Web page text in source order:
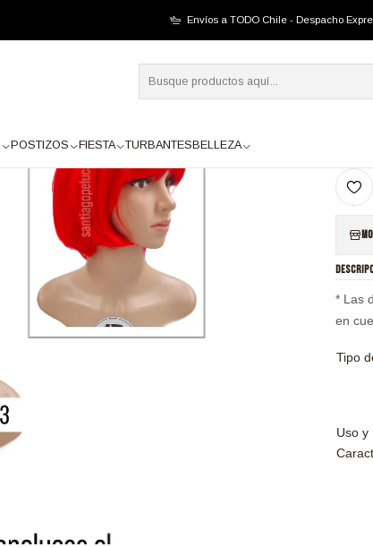
POSTIZOS FIESTA TURBANTES BELLEZA
Envíos a TODO Chile - Despacho
SB
* Las
en
Tipo
Uso y